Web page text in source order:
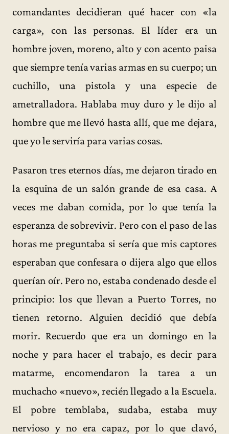
comandantes decidieran qué hacer con «la
carga», con las personas. El líder era un
hombre joven, moreno, alto y con acento paisa
que siempre tenía varias armas en su cuerpo; un
cuchillo, una pistola y una especie de
ametralladora. Hablaba muy duro y le dijo al
hombre que me llevó hasta allí, que me dejara,
que yo le serviría para varias cosas.
Pasaron tres eternos días, me dejaron tirado en
la esquina de un salón grande de esa casa. A
veces me daban comida, por lo que tenía la
esperanza de sobrevivir. Pero con el paso de las
horas me preguntaba si sería que mis captores
esperaban que confesara o dijera algo que ellos
querían oír. Pero no, estaba condenado desde el
principio: los que llevan a Puerto Torres, no
tienen retorno. Alguien decidió que debía
morir. Recuerdo que era un domingo en la
noche y para hacer el trabajo, es decir para
matarme, encomendaron la tarea a un
muchacho «nuevo», recién llegado a la Escuela.
El pobre temblaba, sudaba, estaba muy
nervioso y no era capaz, por lo que clavó,